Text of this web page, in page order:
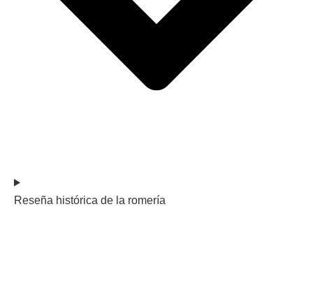
Reseña histórica de la romería